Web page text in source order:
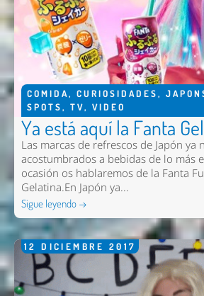
COMIDA, CURIOSIDADES,
SPOTS, TV, VIDEO
Ya está aquí la Fanta
Las marcas de refrescos de Japón ya
acostumbrados a bebidas de lo más
ocasión os hablaremos de la Fanta
Gelatina.En Japón ya...
Sigue leyendo →
12 DICIEMBRE 2017